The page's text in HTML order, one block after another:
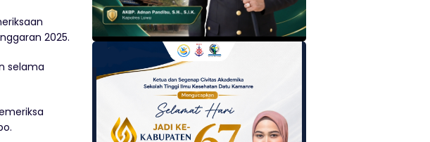
2025.
selama